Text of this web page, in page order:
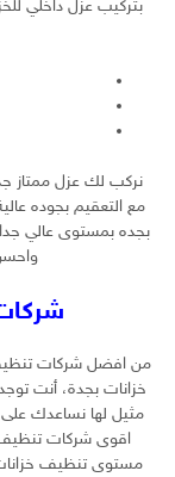
بتركيب عزل داخلي
نركب لك عزل ممتاز
مع التعقيم بجوده
بجده بمستوى عالي جدا
من افضل شركات
خزانات بجدة، أنت
مثيل لها نساعدك
اقوى شركات تنظيف
مستوى تنظيف